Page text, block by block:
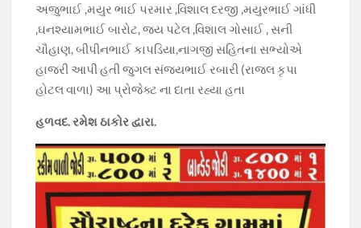
અજુભાઈ ,મયુર ભાઈ પરમાર ,વિશાલ દરજી ,મયુરભાઈ ગાંધી
,ઘનશ્યામભાઈ બારોટ, જય પટેલ ,વિશાલ ગોસાઈ , સની
ચૌહાણ, બીપીનભાઈ કાપડિયા,નાગજી સહિતના સભ્યોએ
હાજરી આપી હતી જુગલ સંજયભાઈ રબારી (રાજલ કૃપા
હોટલ વાળા) આ પ્રોજેક્ટ ના દાતા રહ્યા હતા
હળવદ. રમેશ ઠાકોર દ્વારા.